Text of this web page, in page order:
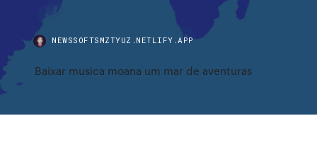
NEWSSOFTSMZTYUZ.NETLIFY.APP
Baixar musica moana um mar de aventuras